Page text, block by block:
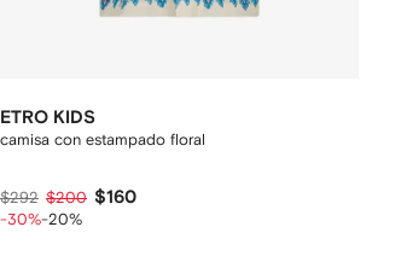
ETRO KIDS
camisa con estampado floral
$292 $200 $160
-30%-20%